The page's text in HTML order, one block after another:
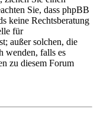
Sie, dass phpBB
keine Rechtsberatung
für
außer solchen, die
wenden, falls es
zu diesem Forum